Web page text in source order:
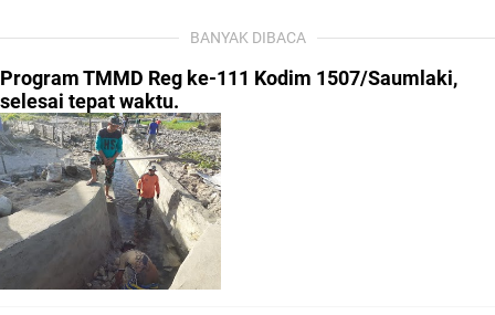
BANYAK DIBACA
Program TMMD Reg ke-111 Kodim 1507/Saumlaki,
selesai tepat waktu.